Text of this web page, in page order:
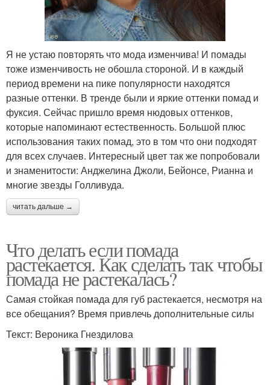
Я не устаю повторять что мода изменчива! И помады
тоже изменчивость не обошла стороной. И в каждый
период времени на пике популярности находятся
разные оттенки. В тренде были и яркие оттенки помад и
фуксия. Сейчас пришло время нюдовых оттенков,
которые напоминают естественность. Большой плюс
использования таких помад, это в том что они подходят
для всех случаев. Интересный цвет так же попробовали
и знаменитости: Анджелина Джоли, Бейонсе, Рианна и
многие звезды Голливуда.
читать дальше →
Что делать если помада
растекается. Как сделать так чтобы
помада не растекалась?
Самая стойкая помада для губ растекается, несмотря на
все обещания? Время привлечь дополнительные силы
Текст: Вероника Гнездилова